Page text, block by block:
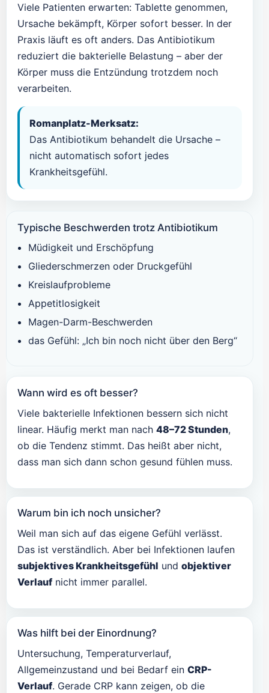
Viele Patienten erwarten: Tablette genommen,
Ursache bekämpft, Körper sofort besser. In der
Praxis läuft es oft anders. Das Antibiotikum
reduziert die bakterielle Belastung – aber der
Körper muss die Entzündung trotzdem noch
verarbeiten.
Romanplatz-Merksatz:
Das Antibiotikum behandelt die Ursache –
nicht automatisch sofort jedes
Krankheitsgefühl.
Typische Beschwerden trotz Antibiotikum
Müdigkeit und Erschöpfung
Gliederschmerzen oder Druckgefühl
Kreislaufprobleme
Appetitlosigkeit
Magen-Darm-Beschwerden
das Gefühl: „Ich bin noch nicht über den Berg“
Wann wird es oft besser?
Viele bakterielle Infektionen bessern sich nicht
linear. Häufig merkt man nach48–72 Stunden,
ob die Tendenz stimmt. Das heißt aber nicht,
dass man sich dann schon gesund fühlen muss.
Warum bin ich noch unsicher?
Weil man sich auf das eigene Gefühl verlässt.
Das ist verständlich. Aber bei Infektionen laufen
subjektives Krankheitsgefühl undobjektiver
Verlaufnicht immer parallel.
Was hilft bei der Einordnung?
Untersuchung, Temperaturverlauf,
Allgemeinzustand und bei Bedarf einCRP-
Verlauf. Gerade CRP kann zeigen, ob die